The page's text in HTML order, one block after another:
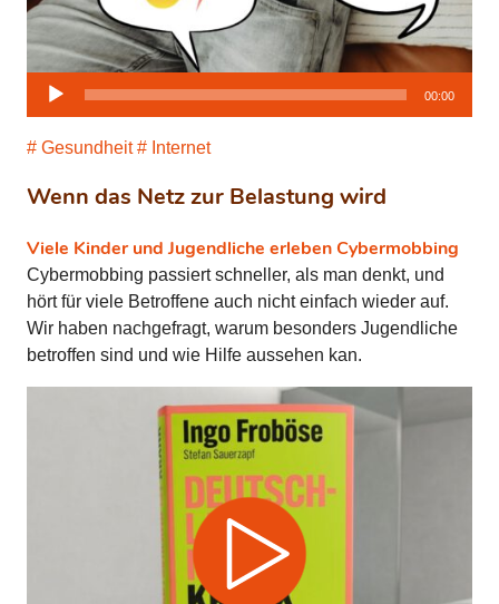
Wenn das Netz zur Belastung wird
Viele Kinder und Jugendliche erleben Cybermobbing
Gesundheit Internet
Audio-
00:00
Cybermobbing passiert schneller, als man denkt, und
hört für viele Betroffene auch nicht einfach wieder auf.
Wir haben nachgefragt, warum besonders Jugendliche
betroffen sind und wie Hilfe aussehen kan.